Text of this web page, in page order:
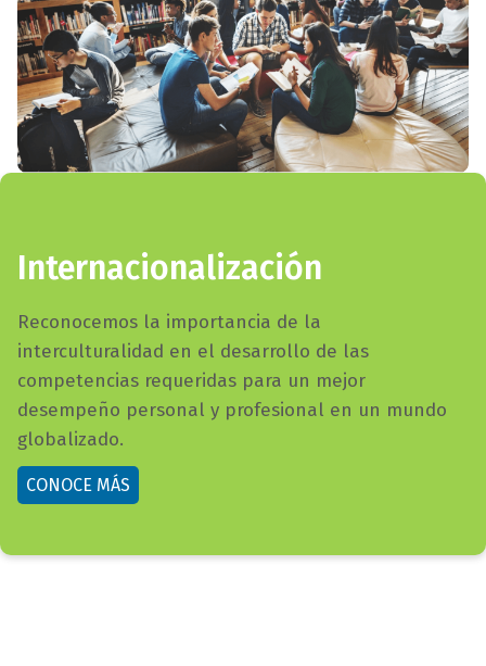
titulo
bloque
texto
Internacionalización
campo
texto
bloque
texto
Reconocemos la importancia de la
interculturalidad en el desarrollo de las
competencias requeridas para un mejor
desempeño personal y profesional en un mundo
globalizado.
button
bloque
CONOCE MÁS